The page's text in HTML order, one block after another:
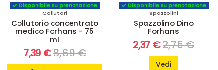
Disponibile su prenotazione
Collutori
Collutorio concentrato
medico Forhans - 75
ml
7,39 €8,69 €
Disponibile su prenotazione
Spazzolini
Spazzolino Dino
Forhans
2,37 €2,75 €
Vedi